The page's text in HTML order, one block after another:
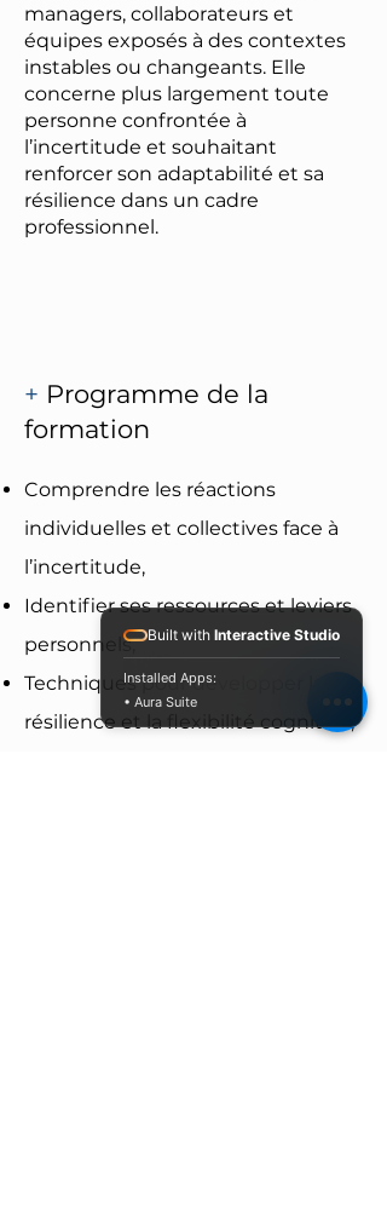
managers, collaborateurs et
équipes exposés à des contextes
instables ou changeants. Elle
concerne plus largement toute
personne confrontée à
l’incertitude et souhaitant
renforcer son adaptabilité et sa
résilience dans un cadre
professionnel.
+ Programme de la
formation
Comprendre les réactions
individuelles et collectives face à
l’incertitude,
Identifier ses ressources et leviers
personnels,
Techniques pour développer la
résilience et la flexibilité cognitive,
Built with Interactive Studio
Installed Apps:
• Aura Suite